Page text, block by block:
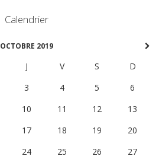
Calendrier
OCTOBRE 2019
J V S
D
3 4 5
6
10 11 12
13
17 18 19
20
24 25 26
27